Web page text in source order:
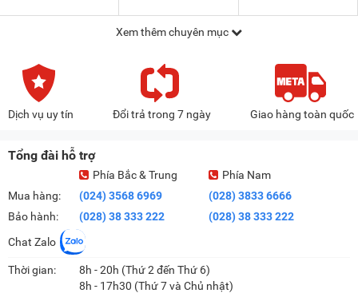
Xem thêm chuyên mục
Dịch vụ uy tín Đổi trả trong 7 ngày Giao hàng toàn quốc
Tổng đài hỗ trợ
Mua hàng:
Bảo hành:
Phía Bắc & Trung
(024) 3568 6969
(028) 38 333 222
Phía Nam
(028) 3833 6666
(028) 38 333 222
Chat Zalo
Thời gian:
8h - 20h (Thứ 2 đến Thứ 6)
8h - 17h30 (Thứ 7 và Chủ nhật)